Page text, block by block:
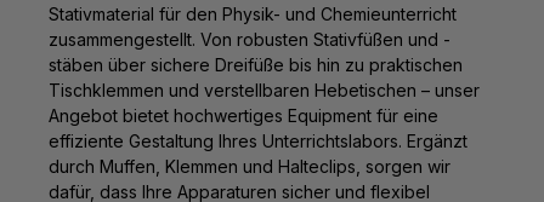
Stativmaterial für den Physik- und Chemieunterricht
zusammengestellt. Von robusten Stativfüßen und -
stäben über sichere Dreifüße bis hin zu praktischen
Tischklemmen und verstellbaren Hebetischen – unser
Angebot bietet hochwertiges Equipment für eine
effiziente Gestaltung Ihres Unterrichtslabors. Ergänzt
durch Muffen, Klemmen und Halteclips, sorgen wir
dafür, dass Ihre Apparaturen sicher und flexibel